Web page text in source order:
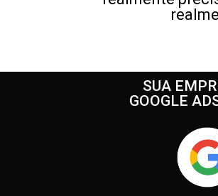
SUA
GOOGLE